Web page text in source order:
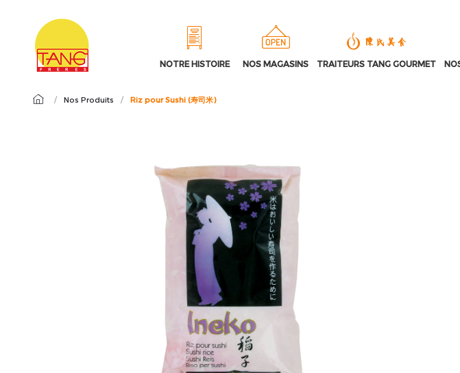
NOTRE HISTOIRE NOS MAGASINS TRAITEURS TANG GOURMET
/ Nos Produits / Riz pour Sushi (寿司米)